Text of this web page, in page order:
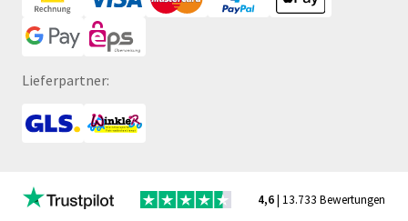
Lieferpartner:
4,6| 13.733 Bewertungen